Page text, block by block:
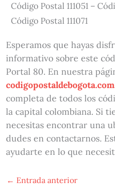
Código Postal 111051 –
Código Postal 111071
Esperamos que hayas
informativo sobre este
Portal 80. En nuestra
codigopostaldebogota.com
completa de todos los
la capital colombiana. Si
necesitas encontrar una
dudes en contactarnos.
ayudarte en lo que
← Entrada anterior